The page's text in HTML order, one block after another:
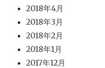
2018年4月
2018年3月
2018年2月
2018年1月
2017年12月